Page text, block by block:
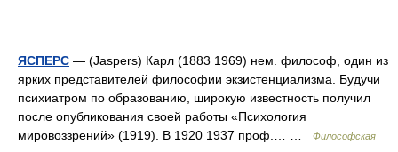
ЯСПЕРС — (Jaspers) Карл (1883 1969) нем. философ, один из
ярких представителей философии экзистенциализма. Будучи
психиатром по образованию, широкую известность получил
после опубликования своей работы «Психология
мировоззрений» (1919). В 1920 1937 проф.… …
Философская